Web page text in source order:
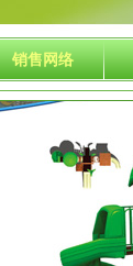
销售网络